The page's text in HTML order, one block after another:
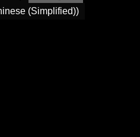
(Simplified))